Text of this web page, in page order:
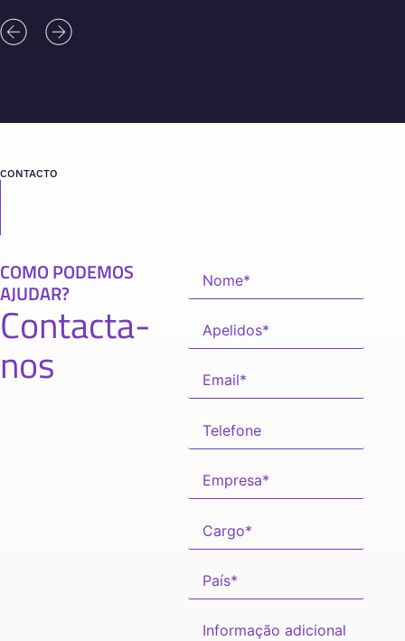
CONTACTO
COMO PODEMOS
AJUDAR?
Contacta-
nos